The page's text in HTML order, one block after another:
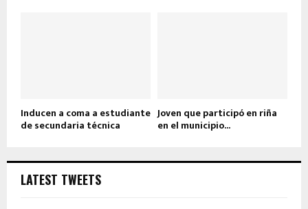
Inducen a coma a estudiante
de secundaria técnica
Joven que participó en riña
en el municipio...
LATEST TWEETS